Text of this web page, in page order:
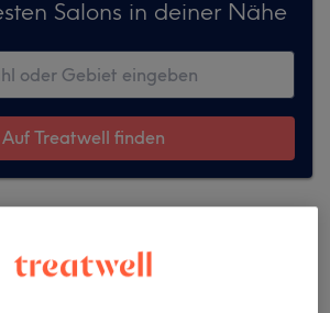
Salons in deiner Nähe
Auf Treatwell finden